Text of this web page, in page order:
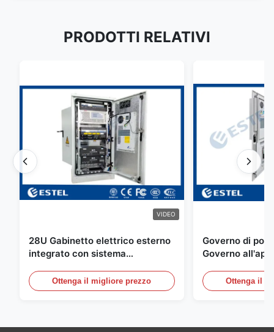
PRODOTTI RELATIVI
VIDEO
28U Gabinetto elettrico esterno
integrato con sistema
Ottenga il migliore prezzo
Governo di
Governo
sensore
della porta
Ottenga il